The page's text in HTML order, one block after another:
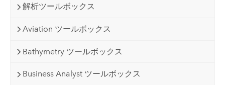
解析ツールボックス
Aviation ツールボックス
Bathymetry ツールボックス
Business Analyst ツールボックス